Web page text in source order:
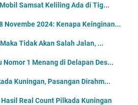
Samsat Keliling Ada di Tig...
Novembe 2024: Kenapa Keinginan...
Tidak Akan Salah Jalan, ...
Nomor 1 Menang di Delapan Des...
Kuningan, Pasangan Dirahm...
Real Count Pilkada Kuningan